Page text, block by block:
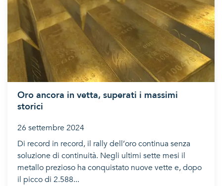
Oro ancora in vetta, superati i massimi
storici
26 settembre 2024
Di record in record, il rally dell’oro continua senza
soluzione di continuità. Negli ultimi sette mesi il
metallo prezioso ha conquistato nuove vette e, dopo
il picco di 2.588...